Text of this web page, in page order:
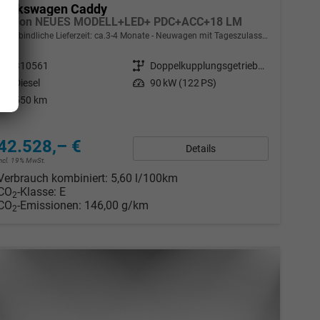
Volkswagen Caddy
Edition NEUES MODELL+LED+ PDC+ACC+18 LM
unverbindliche Lieferzeit: ca.3-4 Monate Neuwagen mit Tageszulassung
310561 Getriebe
Doppelkupplungsgetriebe (DSG)
Diesel Leistung 90 kW (122 PS)
550 km
€
19% MwSt.
Details
kombiniert: 5,60 l/100km
2-Klasse: E
2-Emissionen: 146,00 g/km